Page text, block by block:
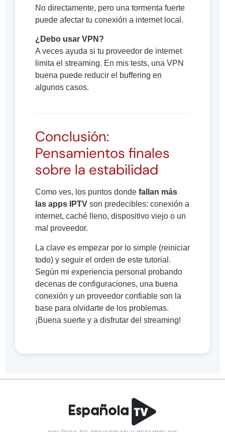
No directamente, pero una tormenta fuerte
puede afectar tu conexión a internet local.
¿Debo usar VPN?
A veces ayuda si tu proveedor de internet
limita el streaming. En mis tests, una VPN
buena puede reducir el buffering en
algunos casos.
Conclusión:
Pensamientos finales
sobre la estabilidad
Como ves, los puntos donde fallan más
las apps IPTV son predecibles: conexión a
internet, caché lleno, dispositivo viejo o un
mal proveedor.
La clave es empezar por lo simple (reiniciar
todo) y seguir el orden de este tutorial.
Según mi experiencia personal probando
decenas de configuraciones, una buena
conexión y un proveedor confiable son la
base para olvidarte de los problemas.
¡Buena suerte y a disfrutar del streaming!